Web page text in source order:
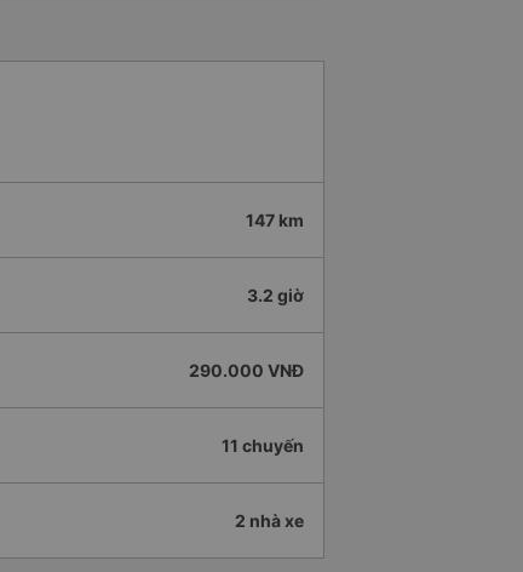
147 km
3.2 giờ
290.000 VNĐ
11 chuyến
2 nhà xe